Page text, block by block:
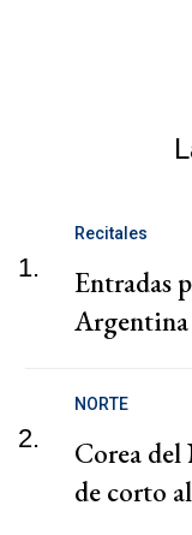
1.
Recitales
Entradas
Argentina
2.
NORTE
Corea
de corto